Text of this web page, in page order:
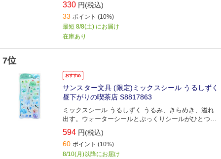
330 円(税込)
33 ポイント (10%)
最短 8/8(土) にお届け
在庫あり
7位
おすすめ
サンスター文具 (限定)ミックスシール うるしずく
昼下がりの喫茶店 S8817863
ミックスシール うるしずく うるみ、きらめき、溢れ
出す。ウォーターシールとぷっくりシールがひとつに
なったシールです。
594 円(税込)
60 ポイント (10%)
8/10(月)以降にお届け